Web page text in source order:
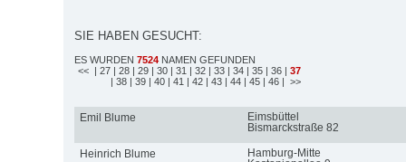
SIE HABEN GESUCHT:
ES WURDEN 7524 NAMEN GEFUNDEN
<< | 27 | 28 | 29 | 30 | 31 | 32 | 33 | 34 | 35 | 36 | 37
| 38 | 39 | 40 | 41 | 42 | 43 | 44 | 45 | 46 | >>
Emil Blume
Eimsbüttel
Bismarckstraße 82
Heinrich Blume
Hamburg-Mitte